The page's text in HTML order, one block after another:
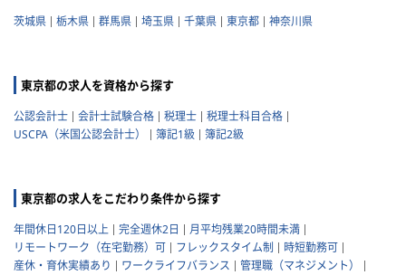
茨城県 栃木県 群馬県 埼玉県 千葉県 東京都 神奈川県
東京都の求人を資格から探す
公認会計士 会計士試験合格 税理士
税理士科目合格
USCPA（米国公認会計士）
簿記1級 簿記2級
東京都の求人をこだわり条件から探す
年間休日120日以上 完全週休2日
月平均残業20時間未満
リモートワーク（在宅勤務）可
フレックスタイム制
時短勤務可
産休・育休実績あり
ワークライフバランス
管理職（マネジメント）